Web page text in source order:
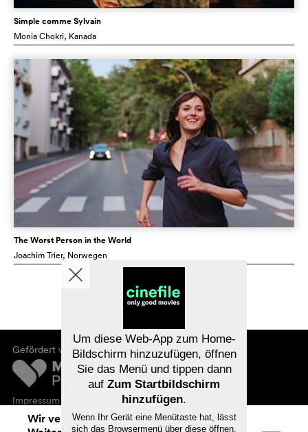
Simple comme Sylvain
Monia Chokri, Kanada
The Worst Person in the World
Joachim Trier, Norwegen
Gefördert von
Impressum
Datenschutz
Wir verwenden Cookies. Mit dem
Um diese Web-App zum Home-
Bildschirm hinzuzufügen, öffnen
Sie das Menü und tippen dann
auf Zum Startbildschirm
hinzufügen.
Wenn Ihr Gerät eine Menütaste hat, lässt
sich das Browsermenü über diese öffnen.